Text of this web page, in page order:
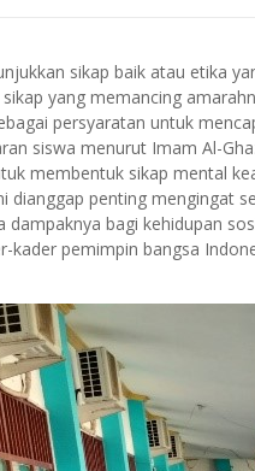
sikap baik atau etika
yang memancing
persyaratan untuk
siswa menurut Imam Al-
membentuk sikap mental
dianggap penting mengingat
bagi kehidupan
kader pemimpin bangsa